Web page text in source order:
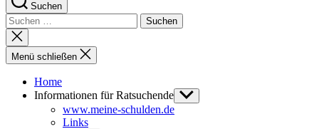
Suchen
Suchen
nach:
Suche
schließen
Menü schließen
Home
Informationen für Ratsuchende Untermenü
anzeigen
www.meine-schulden.de
Links